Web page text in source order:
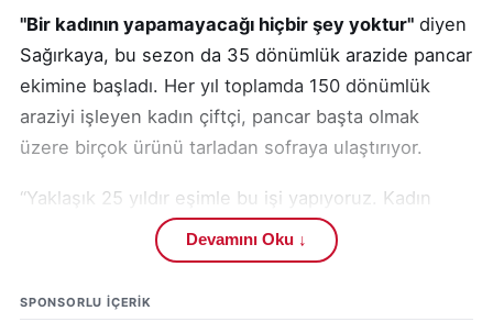
"Bir kadının yapamayacağı hiçbir şey yoktur" diyen
Sağırkaya, bu sezon da 35 dönümlük arazide pancar
ekimine başladı. Her yıl toplamda 150 dönümlük
araziyi işleyen kadın çiftçi, pancar başta olmak
üzere birçok ürünü tarladan sofraya ulaştırıyor.
“Yaklaşık 25 yıldır eşimle bu işi yapıyoruz. Kadın
azmederse her şeyi başarabilir. Traktör
kullanıyorum, pancar ekiyoruz. Devletimiz mazot ve
gübre desteği veriyor, sağ olsunlar,” diyen
Sağırkaya, kadınlara da tarımda aktif rol alma çağrısı
Devamını Oku ↓
SPONSORLU IÇERIK